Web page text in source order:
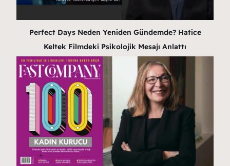
Perfect Days Neden Yeniden Gündemde? Hatice
Keltek Filmdeki Psikolojik Mesajı Anlattı